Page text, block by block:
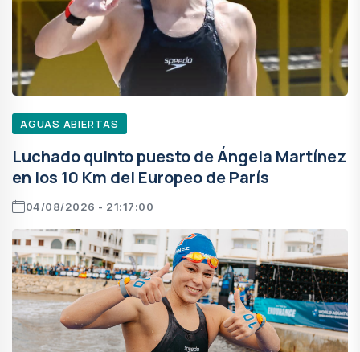
AGUAS ABIERTAS
Luchado quinto puesto de Ángela Martínez
en los 10 Km del Europeo de París
04/08/2026 - 21:17:00